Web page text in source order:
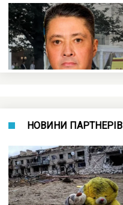
НОВИНИ ПАРТНЕРІВ